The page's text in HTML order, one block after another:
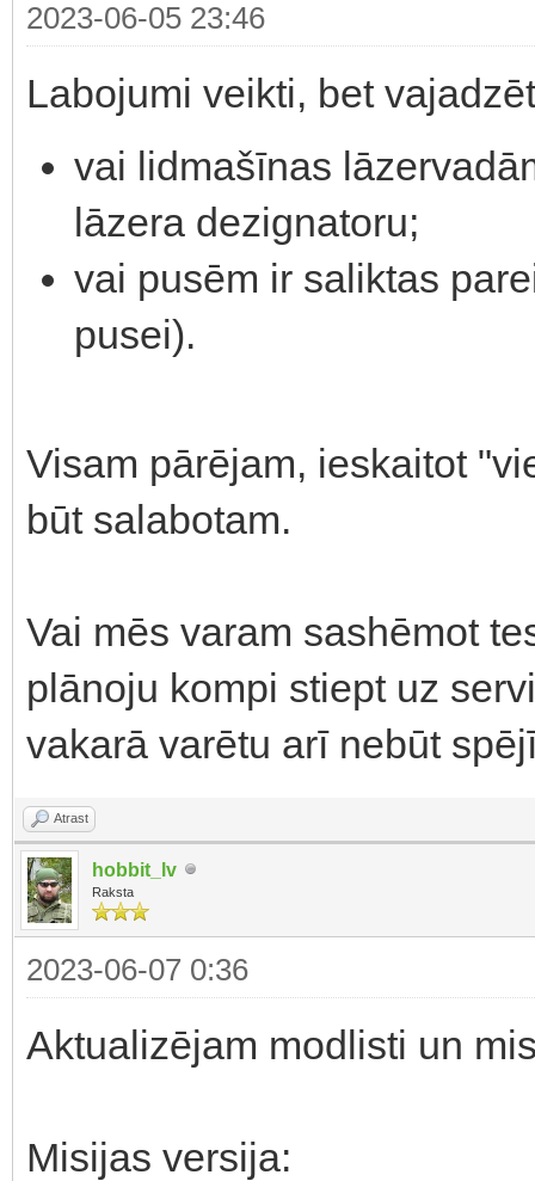
2023-06-05 23:46
Labojumi veikti, bet
vai lidmašīnas
lāzera dezignatoru;
vai pusēm ir saliktas
pusei).
Visam pārējam, ieskaitot
būt salabotam.
Vai mēs varam sashēmot
plānoju kompi stiept uz
vakarā varētu arī nebūt
Atrast
hobbit_lv
Raksta
2023-06-07 0:36
Aktualizējam modlisti un
Misijas versija: